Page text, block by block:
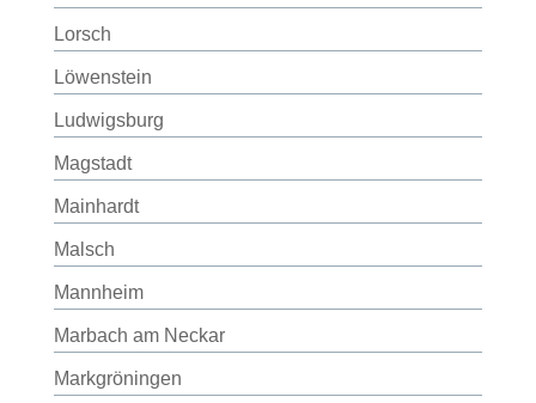
Lorsch
Löwenstein
Ludwigsburg
Magstadt
Mainhardt
Malsch
Mannheim
Marbach am Neckar
Markgröningen